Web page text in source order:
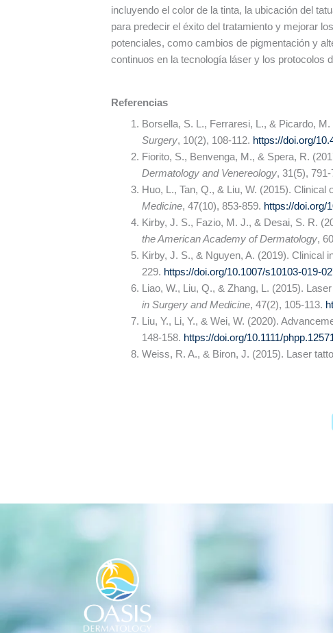
incluyendo el color de la tinta, la ubicación del
para predecir el éxito del tratamiento y mejorar
potenciales, como cambios de pigmentación y
continuos en la tecnología láser y los protocolos
Referencias
Borsella, S. L., Ferraresi, L., & Picardo,
Surgery, 10(2), 108-112. https://doi.org/
Fiorito, S., Benvenga, M., & Spera, R.
Dermatology and Venereology, 31(5), 791-
Huo, L., Tan, Q., & Liu, W. (2015).
Medicine, 47(10), 853-859. https://doi.org/
Kirby, J. S., Fazio, M. J., & Desai, S. R.
the American Academy of Dermatology,
Kirby, J. S., & Nguyen, A. (2019). Clinical
229. https://doi.org/10.1007/s10103-019-
Liao, W., Liu, Q., & Zhang, L. (2015).
in Surgery and Medicine, 47(2), 105-113.
Liu, Y., Li, Y., & Wei, W. (2020).
148-158. https://doi.org/10.1111/
Weiss, R. A., & Biron, J. (2015). Laser